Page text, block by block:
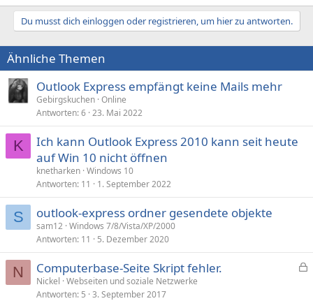
Du musst dich einloggen oder registrieren, um hier zu antworten.
Ähnliche Themen
Outlook Express empfängt keine Mails mehr
Gebirgskuchen Online
Antworten 6 23. Mai 2022
K
Ich kann Outlook Express 2010 kann seit heute
auf Win 10 nicht öffnen
knetharken Windows 10
Antworten 11 1. September 2022
S outlook-express ordner gesendete objekte
sam12 Windows 7/8/Vista/XP/2000
Antworten 11 5. Dezember 2020
N Computerbase-Seite Skript fehler.
Nickel Webseiten und soziale Netzwerke
Antworten 5 3. September 2017